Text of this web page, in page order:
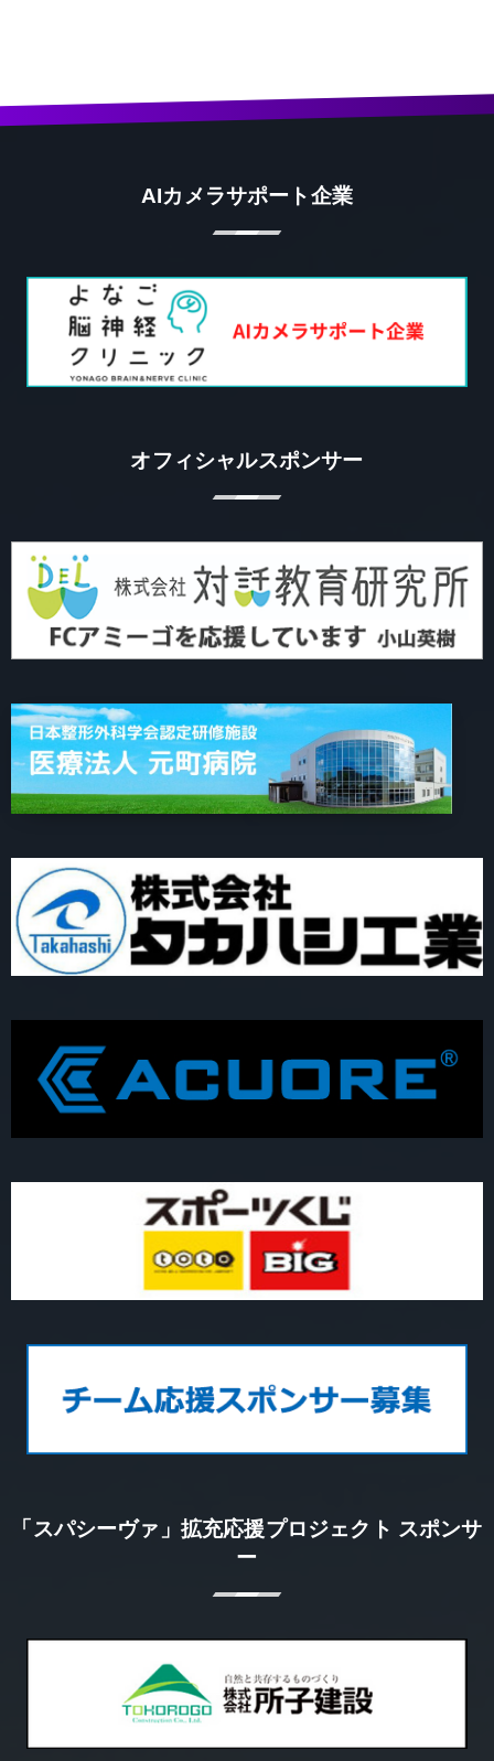
AIカメラサポート企業
オフィシャルスポンサー
「スパシーヴァ」拡充応援プロジェクト スポンサ
ー